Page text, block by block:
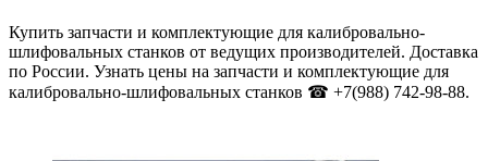
Купить запчасти и комплектующие для калибровально-
шлифовальных станков от ведущих производителей. Доставка
по России. Узнать цены на запчасти и комплектующие для
калибровально-шлифовальных станков ☎ +7(988) 742-98-88.